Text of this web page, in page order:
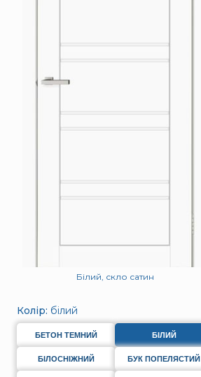
Білий, скло сатин
Колір: білий
БЕТОН ТЕМНИЙ БІЛИЙ
БІЛОСНІЖНИЙ БУК ПОПЕЛЯСТИЙ